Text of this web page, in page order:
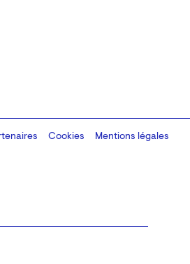
, code:8080.studio
Cookies Mentions légales